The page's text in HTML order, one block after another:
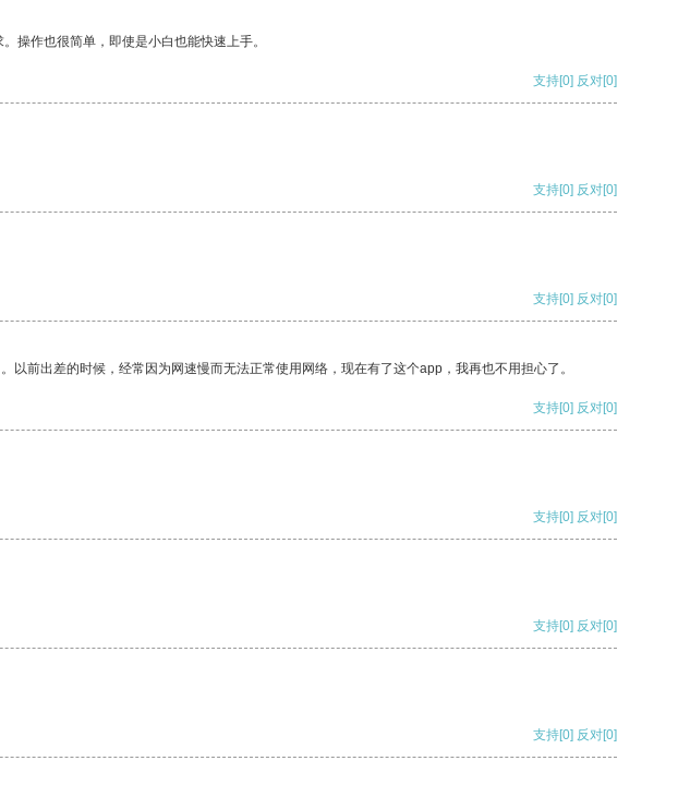
操作也很简单，即使是小白也能快速上手。
支持[0] 反对[0]
支持[0] 反对[0]
支持[0] 反对[0]
前出差的时候，经常因为网速慢而无法正常使用网络，现在有了这个app，我再也不用担心了。
支持[0] 反对[0]
支持[0] 反对[0]
支持[0] 反对[0]
支持[0] 反对[0]